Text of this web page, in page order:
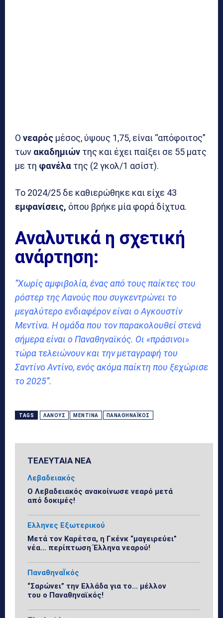
Ο νεαρός μέσος, ύψους 1,75, είναι “απόφοιτος”
των ακαδημιών της και έχει παίξει σε 55 ματς
με τη φανέλα της (2 γκολ/1 ασίστ).
Το 2024/25 δε καθιερώθηκε και είχε 43
εμφανίσεις, όπου βρήκε μία φορά δίχτυα.
Αναλυτικά η σχετική
ανάρτηση:
“Χωρίς αμφιβολία, ένας από τους παίκτες του
ρόστερ της Λανούς που συγκεντρώνει το
μεγαλύτερο ενδιαφέρον είναι ο Αγκουστίν
Μεντίνα. Η ομάδα που τον παρακολουθεί στενά
σήμερα είναι ο Παναθηναϊκός. Οι «πράσινοι»
τώρα τελειώνουν και την μεταγραφή του
Σαντίνο Αντίνο, ενός ακόμα παίκτη που ξεχώρισε
το 2025”.
TAGS ΛΑΝΟΎΣ ΜΕΝΤΊΝΑ ΠΑΝΑΘΗΝΑΪΚΌΣ
ΤΕΛΕΥΤΑΙΑ ΝΕΑ
Λεβαδειακός
Ο Λεβαδειακός ανακοίνωσε νεαρό μετά
από δοκιμές!
Ελληνες Εξωτερικού
Μετά τον Καρέτσα, η Γκένκ “μαγειρεύει”
νέα… περίπτωση Έλληνα νεαρού!
ΠαναθηναΪκός
“Σαρώνει” την Ελλάδα για το… μέλλον
του ο Παναθηναϊκός!